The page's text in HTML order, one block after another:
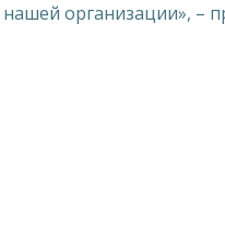
нашей организации»,